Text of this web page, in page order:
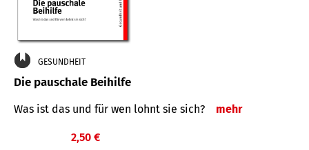
GESUNDHEIT
Die pauschale Beihilfe
Was ist das und für wen lohnt sie sich? mehr
2,50 €